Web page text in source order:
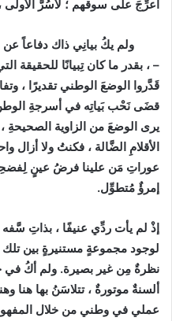
أُعرِّجَ على سوقهم ؛ لأسُرَّ الأولى
ولم يكُ بيانِي ذاك دفاعاً
– ، بقدر ما كان تِبيانًا للحقيقة
قَدَّروا الوضعَ الوطني تقديرًا ،
قضَى نَحْب بَياتِه في أسرجةِ الوطن
يرى الوضعَ من الزاوية الصحيحةِ
الأقلامِ الضَّالة ، فكنتُ ولا أزال
عوراتِ مَن علينا فرضُ عينٍ
إمرؤٌ مُتطوِّل.
إذْ لم يأت ردِّي عنيفًا ، بذاتِ
لوجود مجموعةٍ مستنيرةٍ بين تلك
نظرةٌ مِن غير بصيرة. ولم أكُ في
ألسنةٌ موتورةٌ ، تتلاسَنُ بها هنا
عملي في وطني من خلال